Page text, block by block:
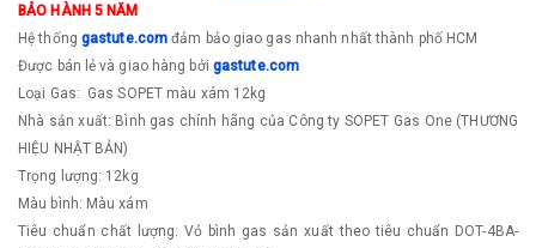
BẢO HÀNH 5 NĂM
Hệ thống gastute.com đảm bảo giao gas nhanh nhất thành phố HCM
Được bán lẻ và giao hàng bởi gastute.com
Loại Gas: Gas SOPET màu xám 12kg
Nhà sản xuất: Bình gas chính hãng của Công ty SOPET Gas One (THƯƠNG
HIỆU NHẬT BẢN)
Trọng lượng: 12kg
Màu bình: Màu xám
Tiêu chuẩn chất lượng: Vỏ bình gas sản xuất theo tiêu chuẩn DOT-4BA-